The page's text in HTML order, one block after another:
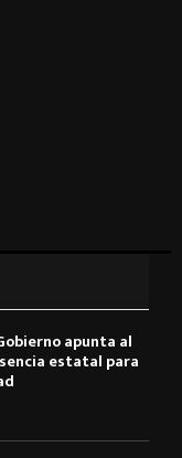
apunta al
estatal para